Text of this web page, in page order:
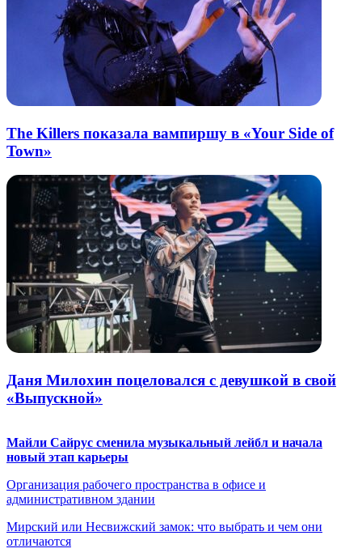
The Killers показала вампиршу в «Your Side of
Town»
Даня Милохин поцеловался с девушкой в свой
«Выпускной»
Майли Сайрус сменила музыкальный лейбл и начала
новый этап карьеры
Организация рабочего пространства в офисе и
административном здании
Мирский или Несвижский замок: что выбрать и чем они
отличаются